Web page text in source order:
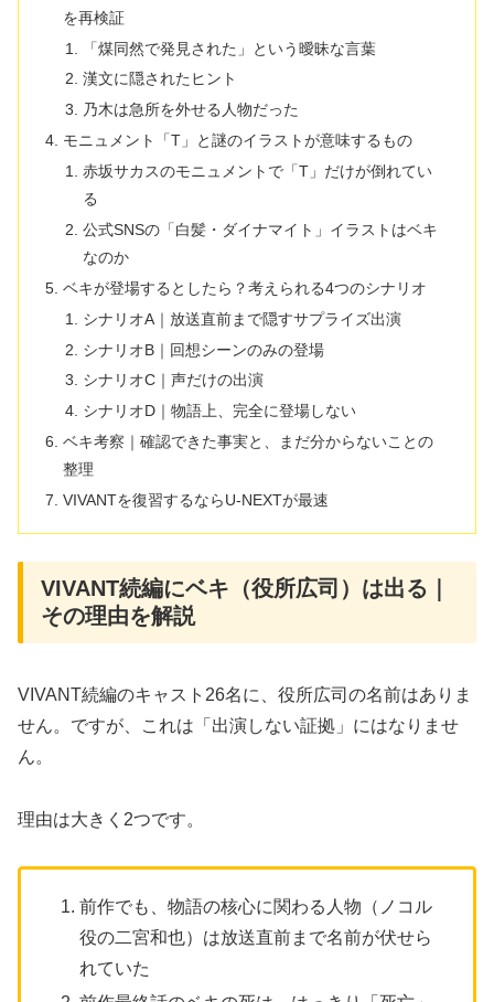
を再検証
「煤同然で発見された」という曖昧な言葉
漢文に隠されたヒント
乃木は急所を外せる人物だった
モニュメント「T」と謎のイラストが意味するもの
赤坂サカスのモニュメントで「T」だけが倒れてい
る
公式SNSの「白髪・ダイナマイト」イラストはベキ
なのか
ベキが登場するとしたら？考えられる4つのシナリオ
シナリオA｜放送直前まで隠すサプライズ出演
シナリオB｜回想シーンのみの登場
シナリオC｜声だけの出演
シナリオD｜物語上、完全に登場しない
ベキ考察｜確認できた事実と、まだ分からないことの
整理
VIVANTを復習するならU-NEXTが最速
VIVANT続編にベキ（役所広司）は出る｜
その理由を解説
VIVANT続編のキャスト26名に、役所広司の名前はありま
せん。ですが、これは「出演しない証拠」にはなりませ
ん。
理由は大きく2つです。
前作でも、物語の核心に関わる人物（ノコル
役の二宮和也）は放送直前まで名前が伏せら
れていた